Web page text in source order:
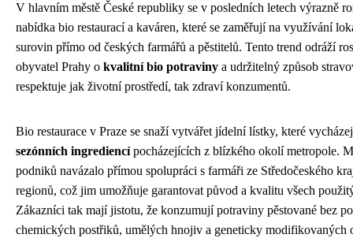
V hlavním městě České republiky se v posledních letech výrazně
nabídka bio restaurací a kaváren, které se zaměřují na využívání
surovin přímo od českých farmářů a pěstitelů. Tento trend odráží
obyvatel Prahy o kvalitní bio potraviny a udržitelný způsob
respektuje jak životní prostředí, tak zdraví konzumentů.
Bio restaurace v Praze se snaží vytvářet jídelní lístky, které
sezónních ingrediencípocházejících z blízkého okolí metropole.
podniků navázalo přímou spolupráci s farmáři ze Středočeského
regionů, což jim umožňuje garantovat původ a kvalitu všech
Zákazníci tak mají jistotu, že konzumují potraviny pěstované bez
chemických postřiků, umělých hnojiv a geneticky modifikovaných